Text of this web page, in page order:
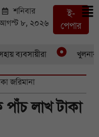
শনিবার
৮, ২০২৬
ই-
পেপার
খুলনার
জরিমানা
পাঁচ লাখ টাকা